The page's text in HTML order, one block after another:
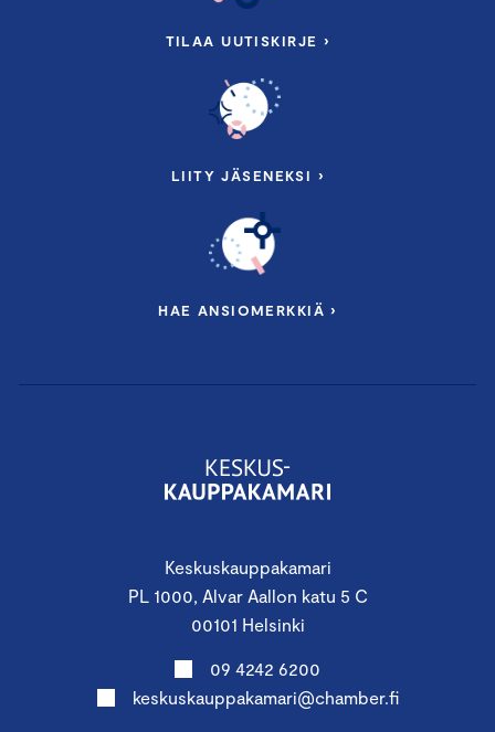
Keskuskauppakamari
PL 1000, Alvar Aallon katu 5 C
00101 Helsinki
09 4242 6200
keskuskauppakamari@chamber.fi
TILAA UUTISKIRJE ›
LIITY JÄSENEKSI ›
HAE ANSIOMERKKIÄ ›